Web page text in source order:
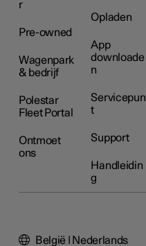
r
Pre-owned
Wagenpark
& bedrijf
Polestar
Fleet Portal
Ontmoet
ons
Opladen
App
downloade
n
Servicepun
t
Support
Handleidin
g
België | Nederlands